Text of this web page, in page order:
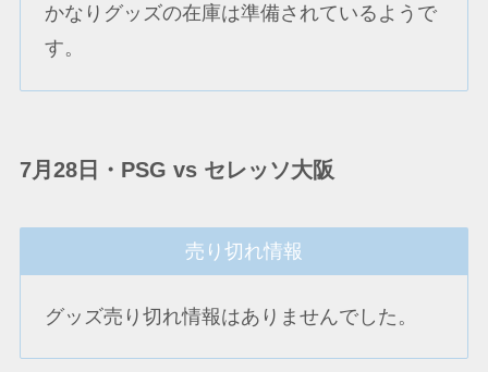
かなりグッズの在庫は準備されているようで
す。
7月28日・PSG vs セレッソ大阪
売り切れ情報
グッズ売り切れ情報はありませんでした。